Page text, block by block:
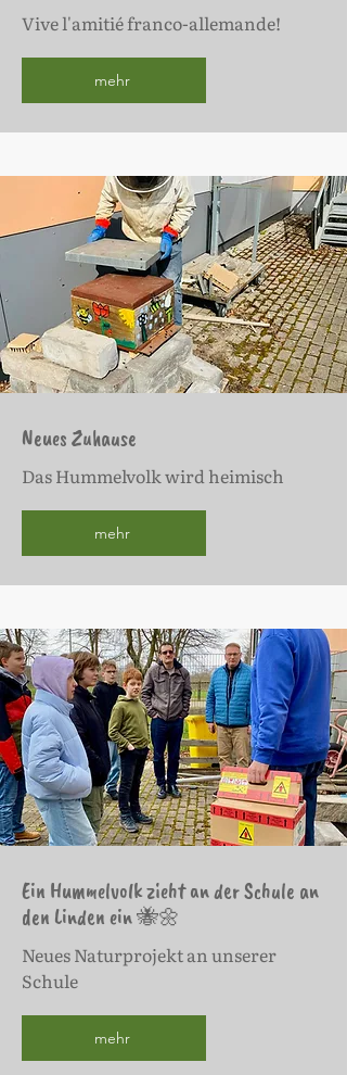
Vive l'amitié franco-allemande!
mehr
Neues Zuhause
Das Hummelvolk wird heimisch
mehr
Ein Hummelvolk zieht an der Schule an
den Linden ein 🐝🌼
Neues Naturprojekt an unserer
Schule
mehr